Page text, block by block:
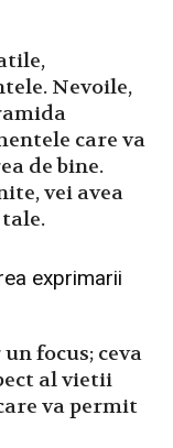
Nevoile,
care va
de bine.
vei avea
exprimarii
focus; ceva
al vietii
va permit